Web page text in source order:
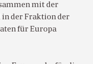
mit der
der Fraktion der
für Europa